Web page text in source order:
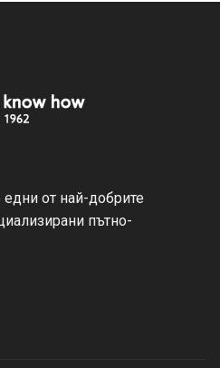
от най-добрите
пътно-